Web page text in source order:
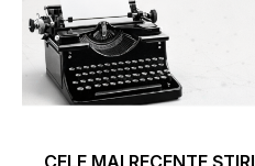
CELE MAI RECENTE ȘTIRI